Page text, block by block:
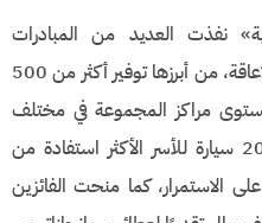
نفذت العديد من المبادرات
المجتمعية لخدمة الأشخاص ذوي الإعاقة، من أبرزها توفير أكثر من 500
مراكز المجموعة في مختلف
مناطق المملكة، إضافة إلى تقديم 20 سيارة للأسر الأكثر استفادة من
الاستمرار، كما منحت الفائزين